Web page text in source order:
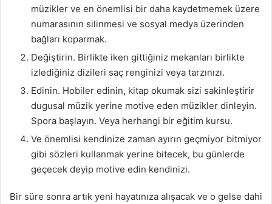
müzikler ve en önemlisi bir daha kaydetmemek üzere
numarasının silinmesi ve sosyal medya üzerinden
bağları koparmak.
Değiştirin. Birlikte iken gittiğiniz mekanları birlikte
izlediğiniz dizileri saç renginizi veya tarzınızı.
Edinin. Hobiler edinin, kitap okumak sizi sakinleştirir
dugusal müzik yerine motive eden müzikler dinleyin.
Spora başlayın. Veya herhangi bir eğitim kursu.
Ve önemlisi kendinize zaman ayırın geçmiyor bitmiyor
gibi sözleri kullanmak yerine bitecek, bu günlerde
geçecek deyip motive edin kendinizi.
Bir süre sonra artık yeni hayatınıza alışacak ve o gelse dahi